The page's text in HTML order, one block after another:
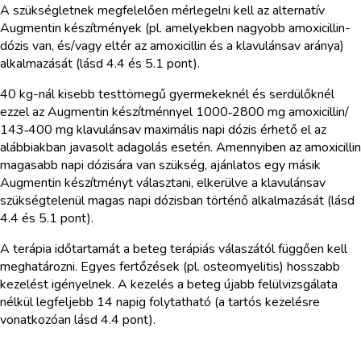
A szükségletnek megfelelően mérlegelni kell az alternatív
Augmentin készítmények (pl. amelyekben nagyobb amoxicillin-
dózis van, és/vagy eltér az amoxicillin és a klavulánsav aránya)
alkalmazását (lásd 4.4 és 5.1 pont).
40 kg-nál kisebb testtömegű gyermekeknél és serdülőknél
ezzel az Augmentin készítménnyel 1000‑2800 mg amoxicillin/
143‑400 mg klavulánsav maximális napi dózis érhető el az
alábbiakban javasolt adagolás esetén. Amennyiben az amoxicillin
magasabb napi dózisára van szükség, ajánlatos egy másik
Augmentin készítményt választani, elkerülve a klavulánsav
szükségtelenül magas napi dózisban történő alkalmazását (lásd
4.4 és 5.1 pont).
A terápia időtartamát a beteg terápiás válaszától függően kell
meghatározni. Egyes fertőzések (pl. osteomyelitis) hosszabb
kezelést igényelnek. A kezelés a beteg újabb felülvizsgálata
nélkül legfeljebb 14 napig folytatható (a tartós kezelésre
vonatkozóan lásd 4.4 pont).